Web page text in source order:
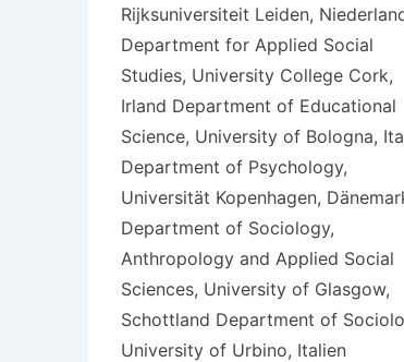
Rijksuniversiteit Leiden,
Department for Applied Social
Studies, University College Cork,
Irland Department of Educational
Science, University of Bologna,
Department of Psychology,
Universität Kopenhagen,
Department of Sociology,
Anthropology and Applied Social
Sciences, University of Glasgow,
Schottland Department of
University of Urbino, Italien